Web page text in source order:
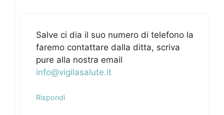
Salve ci dia il suo numero di telefono la
faremo contattare dalla ditta, scriva
pure alla nostra email
info@vigilasalute.it
Rispondi